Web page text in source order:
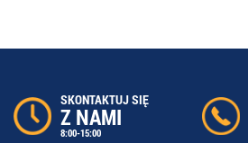
SKONTAKTUJ SIĘ
Z NAMI
8:00-15:00